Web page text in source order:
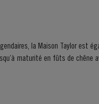
la Maison Taylor est
maturité en fûts de chêne